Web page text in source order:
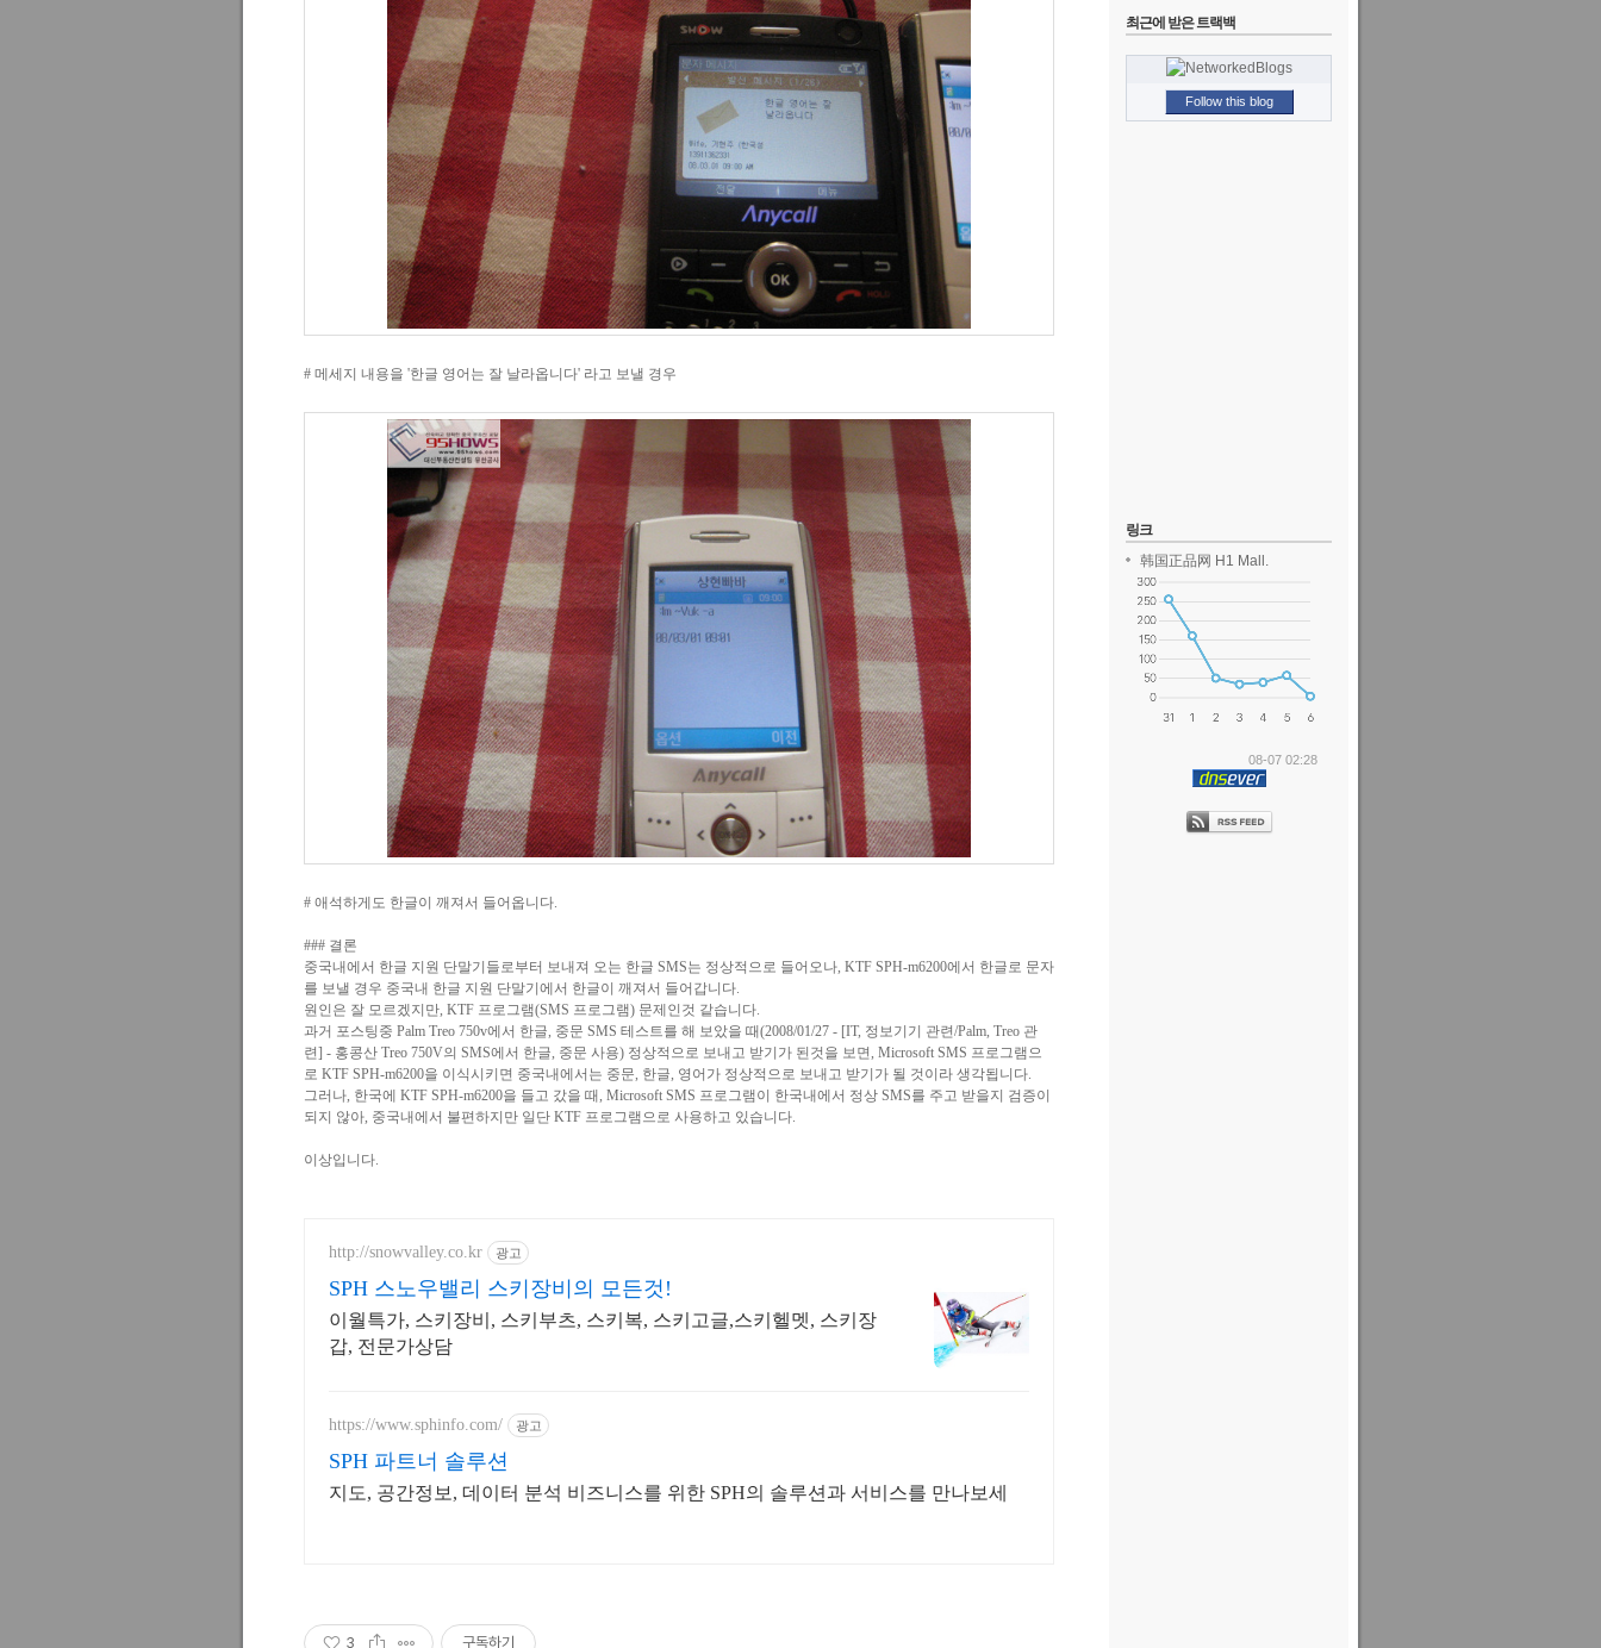
# 메세지 내용을 '한글 영어는 잘 날라옵니다' 라고 보낼 경우
# 애석하게도 한글이 깨져서 들어옵니다.
### 결론
중국내에서 한글 지원 단말기들로부터 보내져 오는 한글 SMS는 정상적으로 들어오나, KTF SPH-m6200에서 한글로 문자
를 보낼 경우 중국내 한글 지원 단말기에서 한글이 깨져서 들어갑니다.
원인은 잘 모르겠지만, KTF 프로그램(SMS 프로그램) 문제인것 같습니다.
과거 포스팅중 Palm Treo 750v에서 한글, 중문 SMS 테스트를 해 보았을 때(2008/01/27 - [IT, 정보기기 관련/Palm, Treo 관
련] - 홍콩산 Treo 750V의 SMS에서 한글, 중문 사용) 정상적으로 보내고 받기가 된것을 보면, Microsoft SMS 프로그램으
로 KTF SPH-m6200을 이식시키면 중국내에서는 중문, 한글, 영어가 정상적으로 보내고 받기가 될 것이라 생각됩니다.
그러나, 한국에 KTF SPH-m6200을 들고 갔을 때, Microsoft SMS 프로그램이 한국내에서 정상 SMS를 주고 받을지 검증이
되지 않아, 중국내에서 불편하지만 일단 KTF 프로그램으로 사용하고 있습니다.
이상입니다.
http://snowvalley.co.kr 광고
SPH 스노우밸리 스키장비의 모든것!
이월특가, 스키장비, 스키부츠, 스키복, 스키고글,스키헬멧, 스키장
갑, 전문가상담
https://www.sphinfo.com/ 광고
SPH 파트너 솔루션
지도, 공간정보, 데이터 분석 비즈니스를 위한 SPH의 솔루션과 서비스를 만나보세
3 구독하기
최근에 받은 트랙백
Follow this blog
링크
韩国正品网 H1 Mall.
08-07 02:28